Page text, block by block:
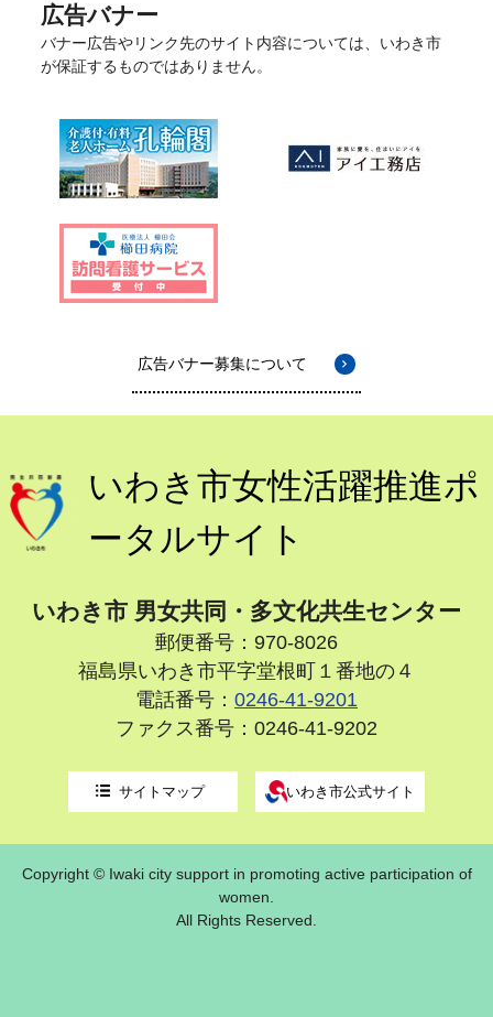
広告バナー
バナー広告やリンク先のサイト内容については、いわき市
が保証するものではありません。
広告バナー募集について
いわき市女性活躍推進ポ
ータルサイト
いわき市 男女共同・多文化共生センター
郵便番号：970-8026
福島県いわき市平字堂根町１番地の４
電話番号： 0246-41-9201
ファクス番号：0246-41-9202
サイトマップ いわき市公式サイト
Copyright © Iwaki city support in promoting active participation of
women.
All Rights Reserved.